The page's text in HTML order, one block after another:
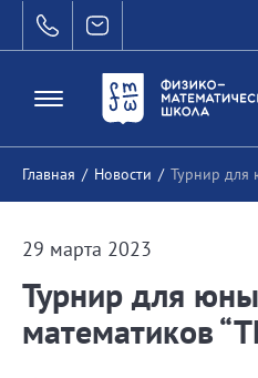
Главная / Новости / Турнир для
29 марта 2023
Турнир для
математиков